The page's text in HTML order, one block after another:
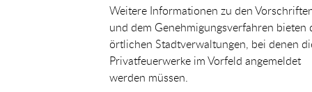
Weitere Informationen zu den
und dem Genehmigungsverfahren bieten
örtlichen Stadtverwaltungen, bei denen
Privatfeuerwerke im Vorfeld angemeldet
werden müssen.